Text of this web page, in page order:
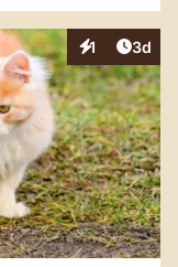
1
Interaktionen
3d